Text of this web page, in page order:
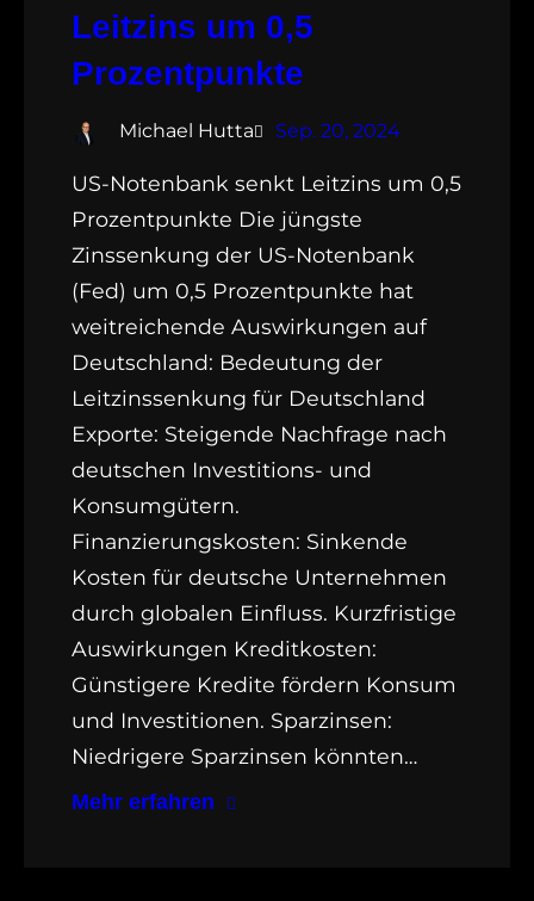
Leitzins um 0,5
Prozentpunkte
Michael Hutta Sep. 20, 2024
US-Notenbank senkt Leitzins um 0,5
Prozentpunkte Die jüngste
Zinssenkung der US-Notenbank
(Fed) um 0,5 Prozentpunkte hat
weitreichende Auswirkungen auf
Deutschland: Bedeutung der
Leitzinssenkung für Deutschland
Exporte: Steigende Nachfrage nach
deutschen Investitions- und
Konsumgütern.
Finanzierungskosten: Sinkende
Kosten für deutsche Unternehmen
durch globalen Einfluss. Kurzfristige
Auswirkungen Kreditkosten:
Günstigere Kredite fördern Konsum
und Investitionen. Sparzinsen:
Niedrigere Sparzinsen könnten…
Mehr erfahren